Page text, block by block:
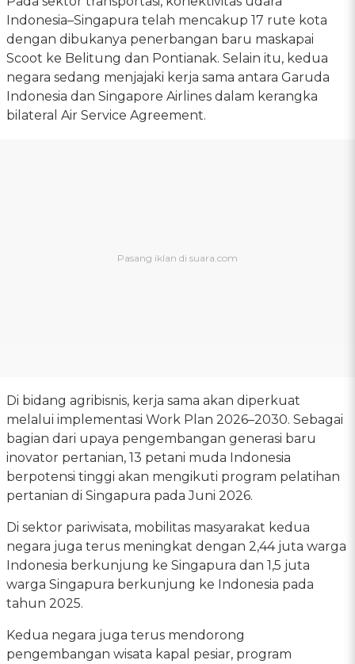
Indonesia–Singapura telah mencakup 17 rute kota
dengan dibukanya penerbangan baru maskapai
Scoot ke Belitung dan Pontianak. Selain itu, kedua
negara sedang menjajaki kerja sama antara Garuda
Indonesia dan Singapore Airlines dalam kerangka
bilateral Air Service Agreement.
Di bidang agribisnis, kerja sama akan diperkuat
melalui implementasi Work Plan 2026–2030. Sebagai
bagian dari upaya pengembangan generasi baru
inovator pertanian, 13 petani muda Indonesia
berpotensi tinggi akan mengikuti program pelatihan
pertanian di Singapura pada Juni 2026.
Di sektor pariwisata, mobilitas masyarakat kedua
negara juga terus meningkat dengan 2,44 juta warga
Indonesia berkunjung ke Singapura dan 1,5 juta
warga Singapura berkunjung ke Indonesia pada
tahun 2025.
Kedua negara juga terus mendorong
pengembangan wisata kapal pesiar, program